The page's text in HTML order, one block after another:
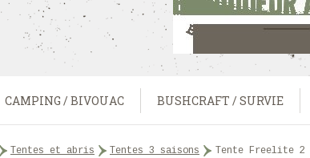
CAMPING / BIVOUAC BUSHCRAFT / SURVIE
> tentes et abris > tentes 3 saisons > Tente Freelite 2